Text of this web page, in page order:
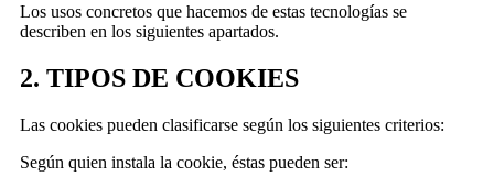
Los usos concretos que hacemos de estas tecnologías se
describen en los siguientes apartados.
2. TIPOS DE COOKIES
Las cookies pueden clasificarse según los siguientes criterios:
Según quien instala la cookie, éstas pueden ser: